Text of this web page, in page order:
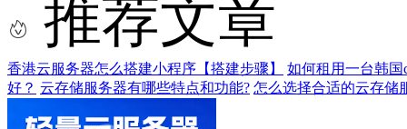
推荐文章
香港云服务器怎么搭建小程序【搭建步骤】
如何租用一台韩国
好？ 云存储服务器有哪些特点和功能? 怎么选择合适的云存储